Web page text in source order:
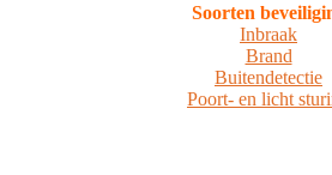
Soorten
Inbraak
Brand
Buitendetectie
Poort- en licht